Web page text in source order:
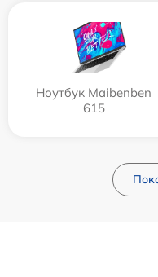
Ноутбук Maibenben
615